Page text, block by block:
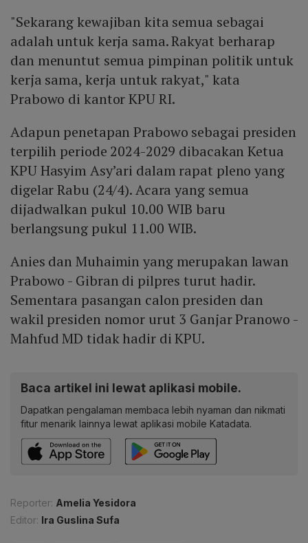
"Sekarang kewajiban kita semua sebagai
adalah untuk kerja sama. Rakyat berharap
dan menuntut semua pimpinan politik untuk
kerja sama, kerja untuk rakyat," kata
Prabowo di kantor KPU RI.
Adapun penetapan Prabowo sebagai presiden
terpilih periode 2024-2029 dibacakan Ketua
KPU Hasyim Asy’ari dalam rapat pleno yang
digelar Rabu (24/4). Acara yang semua
dijadwalkan pukul 10.00 WIB baru
berlangsung pukul 11.00 WIB.
Anies dan Muhaimin yang merupakan lawan
Prabowo - Gibran di pilpres turut hadir.
Sementara pasangan calon presiden dan
wakil presiden nomor urut 3 Ganjar Pranowo -
Mahfud MD tidak hadir di KPU.
Baca artikel ini lewat aplikasi mobile.
Dapatkan pengalaman membaca lebih nyaman dan nikmati
fitur menarik lainnya lewat aplikasi mobile Katadata.
Reporter: Amelia Yesidora
Editor: Ira Guslina Sufa